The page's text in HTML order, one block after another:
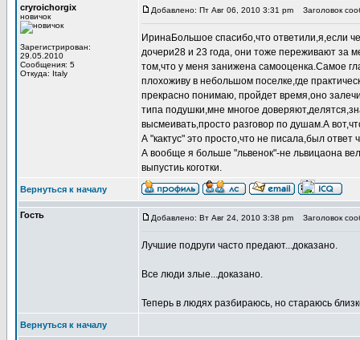
cryroichorgix
новичок
Зарегистрирован:
29.05.2010
Сообщения: 5
Откуда: Italy
Добавлено: Пт Авг 06, 2010 3:31 pm Заголовок
ИринаБольшое спасибо,что ответили,я,если
дочери28 и 23 года, они тоже переживают за
том,что у меня занижена самооценка.Самое
плохоживу в небольшом поселке,где
прекрасно понимаю, пройдет время,оно
типа подушки,мне многое
высмеивать,просто разговор по душам.А
А "кактус" это просто,что не писала,был ответ
А вообще я больше "львенок"-не львицаона
выпустиь коготки.
Вернуться к началу
Гость Добавлено: Вт Авг 24, 2010 3:38 pm Заголовок
Лучшие подруги часто предают...доказано.
Все люди злые...доказано.
Теперь в людях разбираюсь, но стараюсь
Вернуться к началу